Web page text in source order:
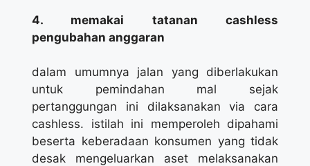
4. memakai tatanan cashless
pengubahan anggaran
dalam umumnya jalan yang diberlakukan
untuk pemindahan mal sejak
pertanggungan ini dilaksanakan via cara
cashless. istilah ini memperoleh dipahami
beserta keberadaan konsumen yang tidak
desak mengeluarkan aset melaksanakan